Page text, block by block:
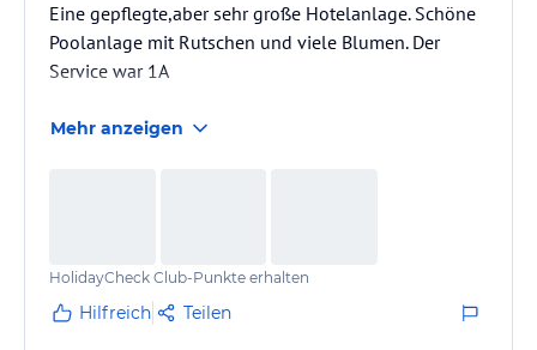
Eine gepflegte,aber sehr große Hotelanlage. Schöne
Poolanlage mit Rutschen und viele Blumen. Der
Service war 1A
Mehr anzeigen
HolidayCheck Club-Punkte erhalten
Hilfreich Teilen